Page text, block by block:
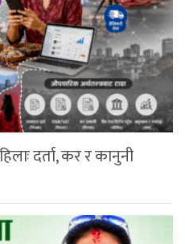
दर्ता, कर र कानुनी